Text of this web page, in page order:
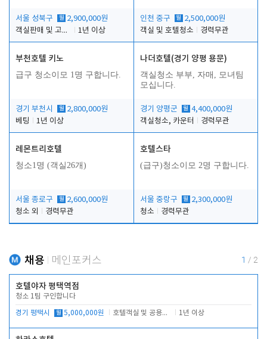
서울 성북구 월 2,900,000원
객실판매 및 고객응대
1년 이상
인천 중구 월 2,500,000원
객실 및 호텔청소
경력무관
부천호텔 키노
급구 청소이모 1명 구합니다.
경기 부천시 월 2,800,000원
베팅
1년 이상
나더호텔(경기 양평 용문)
객실청소 부부, 자매, 모녀팀
모십니다.
경기 양평군 월 4,400,000원
객실청소, 카운터
경력무관
레몬트리호텔
청소1명 (객실26개)
서울 종로구 월 2,600,000원
청소 외
경력무관
호텔스타
(급구)청소이모 2명 구합니다.
서울 중랑구 월 2,300,000원
청소
경력무관
채용 메인포커스 1 / 2
호텔야자 평택역점
청소 1팀 구인합니다
경기 평택시 월 5,000,000원 호텔객실 및 공용시설 청소 관리 1년 이상